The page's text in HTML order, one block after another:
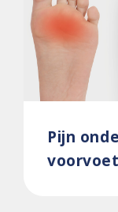
Pijn
voorvoet